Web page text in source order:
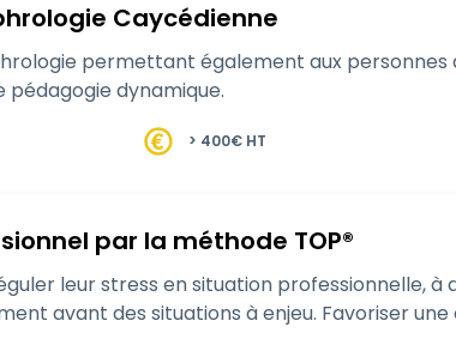
Caycédienne
permettant également aux personnes
dynamique.
> 400€ HT
par la méthode TOP®
leur stress en situation professionnelle, à
avant des situations à enjeu. Favoriser